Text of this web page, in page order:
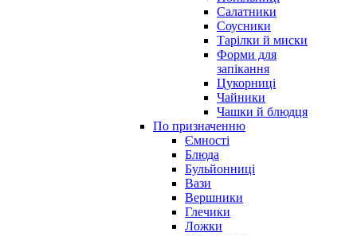
Салатники
Соусники
Тарілки й миски
Форми для
запікання
Цукорниці
Чайники
Чашки й блюдця
По призначенню
Ємності
Блюда
Бульйонниці
Вази
Вершники
Глечики
Ложки